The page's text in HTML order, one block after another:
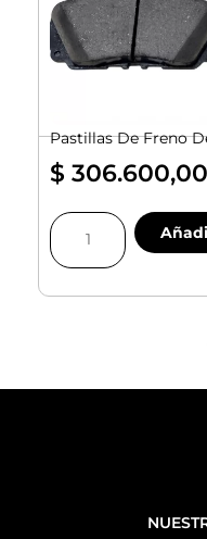
Pastillas De Freno
$ 306.600,00
Pastillas
Freno